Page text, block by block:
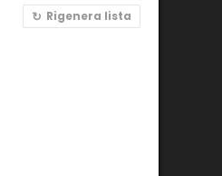
Rigenera lista